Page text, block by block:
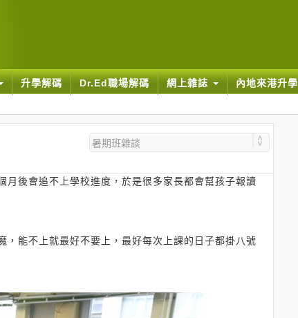
升學解碼 Dr.Ed職場解碼 網上雜誌 內地來港升學
後會追不上學校進度，於是很多家長都會幫孩子報讀
能不上就最好不要上，最好每次上課的日子都掛八號